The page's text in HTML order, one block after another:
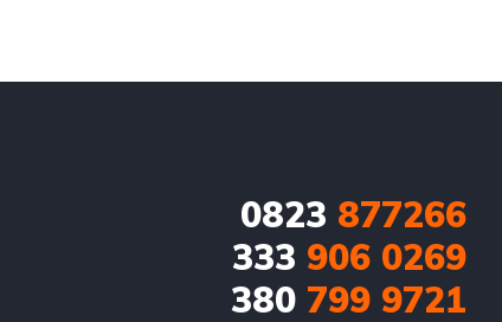
0823 877266
333 906 0269
380799 9721